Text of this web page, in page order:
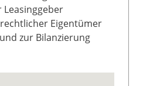
Leasinggeber
Eigentümer
zur Bilanzierung